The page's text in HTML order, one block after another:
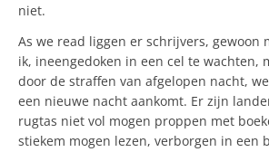
niet.
As we read liggen er schrijvers, gewoon
ik, ineengedoken in een cel te
door de straffen van afgelopen nacht,
een nieuwe nacht aankomt. Er zijn
rugtas niet vol mogen proppen met
stiekem mogen lezen, verborgen in een